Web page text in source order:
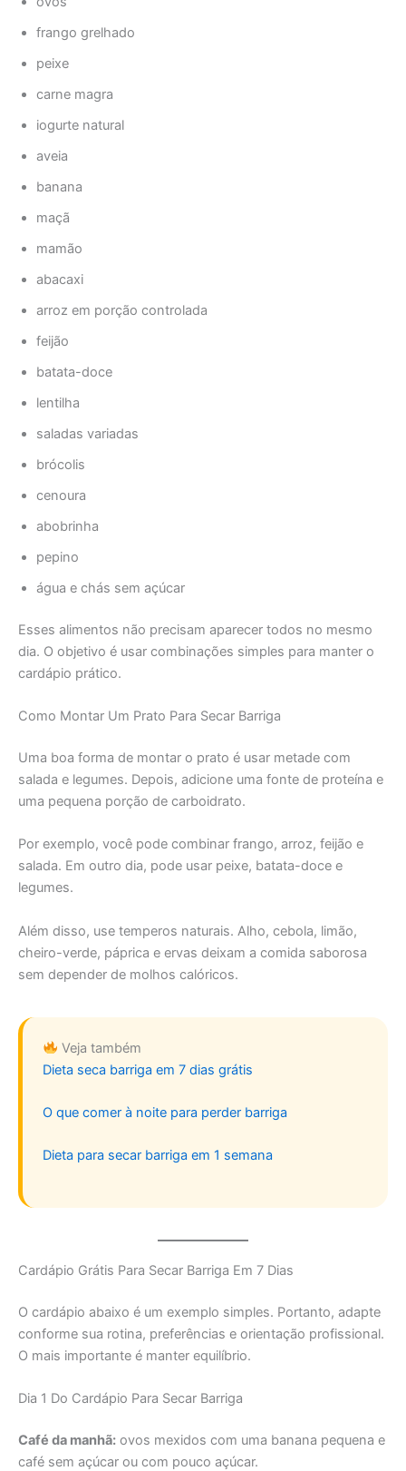
frango grelhado
peixe
carne magra
iogurte natural
aveia
banana
maçã
mamão
abacaxi
arroz em porção controlada
feijão
batata-doce
lentilha
saladas variadas
brócolis
cenoura
abobrinha
pepino
água e chás sem açúcar
Esses alimentos não precisam aparecer todos no mesmo
dia. O objetivo é usar combinações simples para manter o
cardápio prático.
Como Montar Um Prato Para Secar Barriga
Uma boa forma de montar o prato é usar metade com
salada e legumes. Depois, adicione uma fonte de proteína e
uma pequena porção de carboidrato.
Por exemplo, você pode combinar frango, arroz, feijão e
salada. Em outro dia, pode usar peixe, batata-doce e
legumes.
Além disso, use temperos naturais. Alho, cebola, limão,
cheiro-verde, páprica e ervas deixam a comida saborosa
sem depender de molhos calóricos.
Veja também
Dieta seca barriga em 7 dias grátis
O que comer à noite para perder barriga
Dieta para secar barriga em 1 semana
Cardápio Grátis Para Secar Barriga Em 7 Dias
O cardápio abaixo é um exemplo simples. Portanto, adapte
conforme sua rotina, preferências e orientação profissional.
O mais importante é manter equilíbrio.
Dia 1 Do Cardápio Para Secar Barriga
Café da manhã: ovos mexidos com uma banana pequena e
café sem açúcar ou com pouco açúcar.